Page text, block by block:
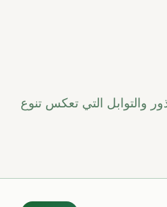
والتوابل التي تعكس تنوع